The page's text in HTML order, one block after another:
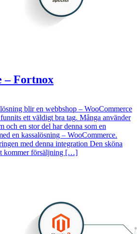
– Fortnox
blir en webbshop – WooCommerce
ett väldigt bra tag. Många använder
och en stor del har denna som en
en kassalösning – WooCommerce.
med denna integration Den sköna
kommer försäljning […]